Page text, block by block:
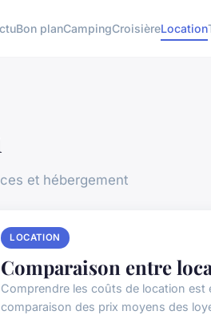
Bon planCampingCroisièreLocation
et hébergement
LOCATION
Comparaison entre
Comprendre les coûts de location est
comparaison des prix moyens des